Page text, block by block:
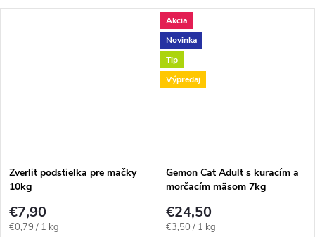
Zverlit podstielka pre mačky
10kg
€7,90
Jednotková
€0,79 / 1 kg
Akcia
Novinka
Tip
Výpredaj
Gemon Cat Adult s kuracím a
morčacím mäsom 7kg
€24,50
Jednotková
€3,50 / 1 kg